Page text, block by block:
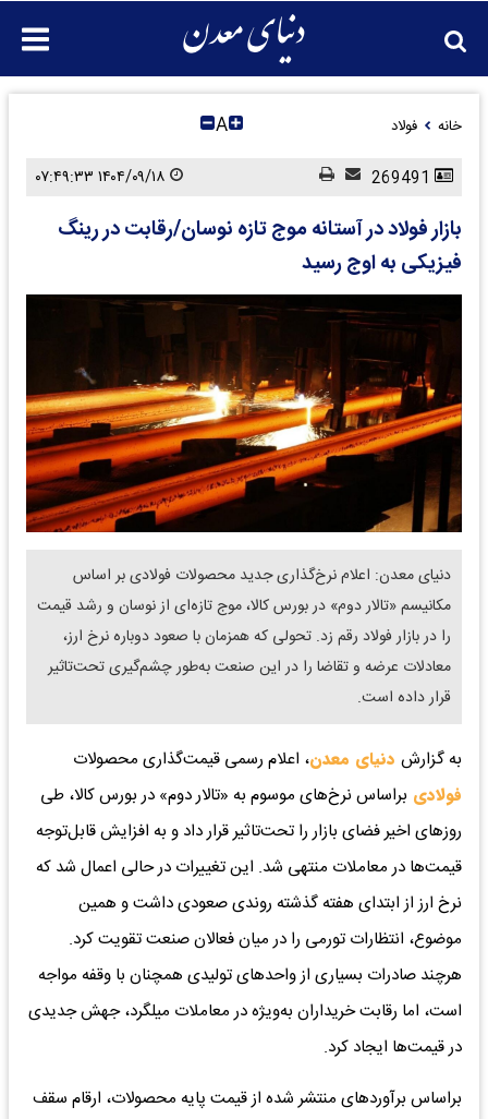
خانه فولاد A
بازار فولاد در آستانه موج تازه نوسان/رقابت در رینگ
فیزیکی به اوج رسید
دنیای معدن: اعلام نرخ‌گذاری جدید محصولات فولادی بر اساس
مکانیسم «تالار دوم» در بورس کالا، موج تازه‌ای از نوسان و رشد قیمت
را در بازار فولاد رقم زد. تحولی که همزمان با صعود دوباره نرخ ارز،
معادلات عرضه و تقاضا را در این صنعت به‌طور چشم‌گیری تحت‌تاثیر
قرار داده است.
به گزارش دنیای معدن، اعلام رسمی قیمت‌گذاری محصولات
فولادی براساس نرخ‌های موسوم به «تالار دوم» در بورس کالا، طی
روزهای اخیر فضای بازار را تحت‌تاثیر قرار داد و به افزایش قابل‌توجه
قیمت‌ها در معاملات منتهی شد. این تغییرات در حالی اعمال شد که
نرخ ارز از ابتدای هفته گذشته روندی صعودی داشت و همین
موضوع، انتظارات تورمی را در میان فعالان صنعت تقویت کرد.
هرچند صادرات بسیاری از واحدهای تولیدی همچنان با وقفه مواجه
است، اما رقابت خریداران به‌ویژه در معاملات میلگرد، جهش جدیدی
در قیمت‌ها ایجاد کرد.
براساس برآوردهای منتشر شده از قیمت پایه محصولات، ارقام سقف